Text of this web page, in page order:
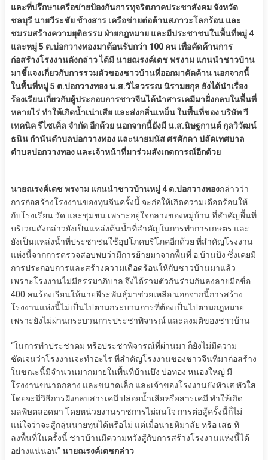
และที่ปรึกษาเครือข่ายป้องกันการทุจริตภาคประชาสังคม จังหวัด
ชลบุรี นายวีระชัย ช้างสาร เครือข่ายต่อต้านสภาวะโลกร้อน และ
ชมรมสร้างความยุติธรรม ฝ่ายกฎหมาย และมีประชาชนในพื้นที่หมู่ 4
และหมู่ 5 ต.บ่อกวางทองมาต้อนรับกว่า 100 คน เพื่อคัดค้านการ
ก่อสร้างโรงงานดังกล่าว ได้มี นายณรงค์เดช พรงาม แกนนำชาวบ้าน
มาชี้แจงเกี่ยวกับการรวมตัวของชาวบ้านที่ออกมาคัดค้าน นอกจากนี้
ในพื้นที่หมู่ 5 ต.บ่อกวางทอง น.ส.วิไลวรรณ นิรามยกุล ยังได้นำเรื่อง
ร้องเรียนเกี่ยวกับผู้ประกอบการชาวจีนได้นำสารเคมีมาฝั่งกลบในพื้นที่
หลายไร่ ทำให้เกิดน้ำเน่าเสีย และส่งกลิ่นเหม็น ในพื้นที่ของ บริษัท วี
เทคนิค รีไซเคิ่ล จำกัด อีกด้วย นอกจากนี้ยังมี น.ส.นิษฐกานต์ กุลวิวัฒน์
ธนิน กำนันตำบลบ่อกวางทอง และนายมนัส ศรศักดา ปลัดเทศบาล
ตำบลบ่อกวางทอง และเจ้าหน้าที่มาร่วมสังเกตการณ์อีกด้วย
นายณรงค์เดช พรงาม แกนนำชาวบ้านหมู่ 4 ต.บ่อกวางทองกล่าวว่า
การก่อสร้างโรงงานของทุนจีนครั้งนี้ จะก่อให้เกิดความเดือดร้อนให้
กับโรงเรียน วัด และชุมชน เพราะอยู่ใจกลางของหมู่บ้าน ที่สำคัญพื้นที่
บริเวณดังกล่าวยังเป็นแหล่งต้นน้ำที่สำคัญในการทำการเกษตร และ
ยังเป็นแหล่งน้ำที่ประชาชนใช้อุปโภคบริโภคอีกด้วย ที่สำคัญโรงงาน
แห่งนี้จากการตรวจสอบพบว่ามีการย้ายมาจากพื้นที่ อ.บ้านบึง ซึ่งเคยมี
การประกอบการและสร้างความเดือดร้อนให้กับชาวบ้านมาแล้ว
เพราะโรงงานไม่มีธรรมาภิบาล จึงได้รวมตัวกันร่วมกันลงลายมือชื่อ
400 คนร้องเรียนให้นายพีระพันธุ์มาช่วยเหลือ นอกจากนี้การสร้าง
โรงงานแห่งนี้ไม่เป็นไปตามกระบวนการที่ต้องเป็นไปตามกฎหมาย
เพราะยังไม่ผ่านกระบวนการประชาพิจารณ์ และลงมติของชาวบ้าน
“ในการทำประชาคม หรือประชาพิจารณ์ที่ผ่านมา ก็ยังไม่มีความ
ชัดเจนว่าโรงงานจะทำอะไร ที่สำคัญโรงงานของชาวจีนที่มาก่อสร้าง
ในขณะนี้มีจำนวนมากมายในพื้นที่บ้านบึง บ่อทอง หนองใหญ่ มี
โรงงานขนาดกลาง และขนาดเล็ก และเจ้าของโรงงานยังหัวเส หัวใส
โดยจะมีวิธีการฝังกลบสารเคมี ปล่อยน้ำเสียหรือสารเคมี ทำให้เกิด
มลพิษตลอดมา โดยหน่วยงานราชการไม่สนใจ การต่อสู้ครั้งนี้ก็ไม่
แน่ใจว่าจะสู้กลุ่นนายทุนได้หรือไม่ แต่เมื่อนายหิมาลัย หรือ เสธ หิ
ลงพื้นที่ในครั้งนี้ ชาวบ้านมีความหวังสู้กับการสร้างโรงงานแห่งนี้ได้
อย่างแน่นอน” นายณรงค์เดชกล่าว